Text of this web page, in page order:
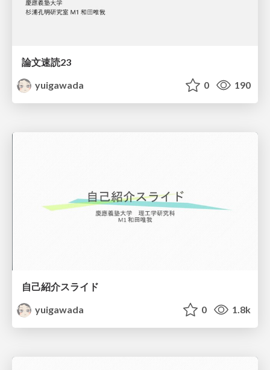
論文速読23
yuigawada
0 190
自己紹介スライド
yuigawada
0 1.8k